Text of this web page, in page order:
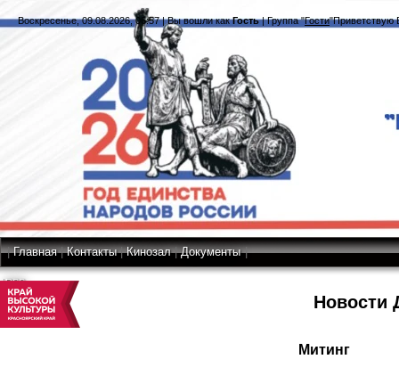
Воскресенье, 09.08.2026, 06:57|Вы вошли как Гость|Группа"Гости"Приветствую
|Главная|Контакты|Кинозал|Документы
|RSS
Новости
Митинг